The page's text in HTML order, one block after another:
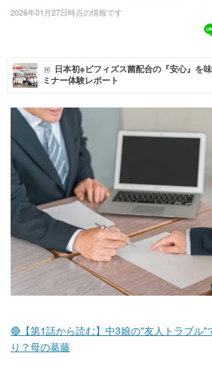
お仕事
マネー
トレンド・イベント
2026年01月27日時点の情報です
日本初※ビフィズス菌配合の『安心』を
ミナー体験レポート
🔴【第1話から読む】中3娘の"友人トラブル"
り？母の葛藤